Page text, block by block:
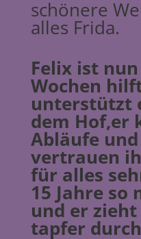
schönere
alles Frida.
Felix ist
Wochen
unterstützt
dem Hof,er
Abläufe
vertrauen
für alles
15 Jahre so
und er zieht
tapfer